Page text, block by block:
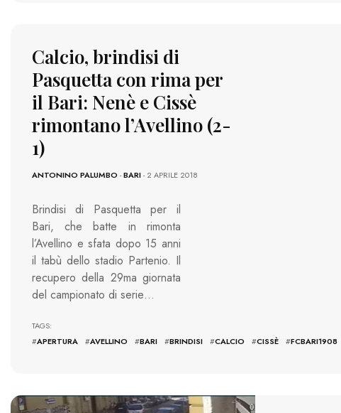
Calcio, brindisi di
Pasquetta con rima per
il Bari: Nenè e Cissè
rimontano l’Avellino (2-
1)
ANTONINO PALUMBO -BARI- 2 APRILE 2018
Brindisi di Pasquetta per il
Bari, che batte in rimonta
l’Avellino e sfata dopo 15 anni
il tabù dello stadio Partenio. Il
recupero della 29ma giornata
del campionato di serie…
TAGS:
#APERTURA #AVELLINO #BARI #BRINDISI #CALCIO #CISSÈ #FCBARI1908